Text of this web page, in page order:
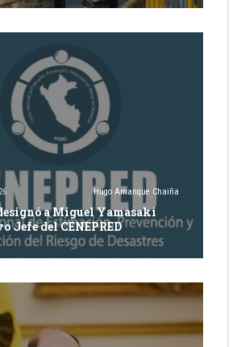
Hugo Amanque Chaiña
a Miguel Yamasaki
Jefe del CENEPRED